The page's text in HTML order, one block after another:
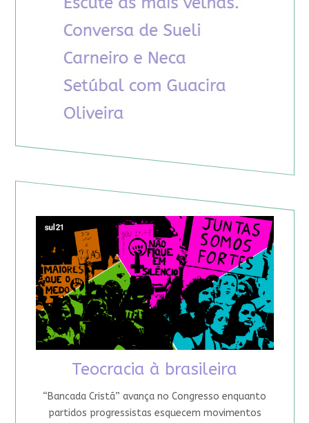
Teocracia à brasileira
“Bancada Cristã” avança no Congresso enquanto
partidos progressistas esquecem movimentos